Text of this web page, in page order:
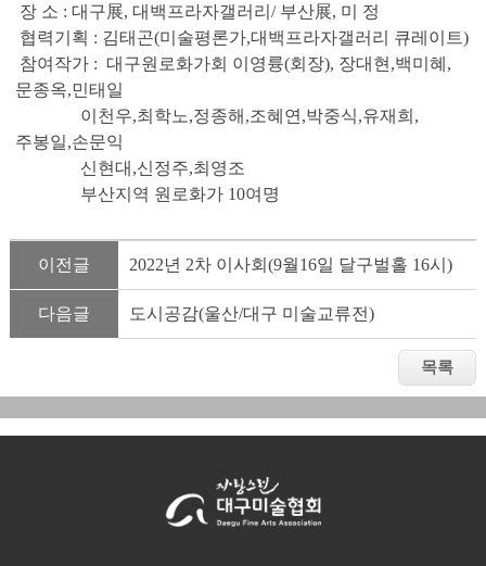
장 소 : 대구展, 대백프라자갤러리/ 부산展, 미 정
협력기획 : 김태곤(미술평론가,대백프라자갤러리 큐레이트)
참여작가 : 대구원로화가회 이영륭(회장), 장대현,백미혜,
문종옥,민태일
이천우,최학노,정종해,조혜연,박중식,유재희,
주봉일,손문익
신현대,신정주,최영조
부산지역 원로화가 10여명
이전글 2022년 2차 이사회(9월16일 달구벌홀 16시)
다음글 도시공감(울산/대구 미술교류전)